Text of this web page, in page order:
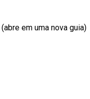
(abre em uma nova guia)